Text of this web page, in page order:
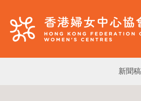
新聞稿